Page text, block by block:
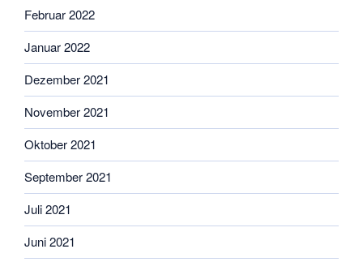
Februar 2022
Januar 2022
Dezember 2021
November 2021
Oktober 2021
September 2021
Juli 2021
Juni 2021